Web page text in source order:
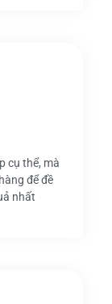
cụ thể, mà
để đề
nhất